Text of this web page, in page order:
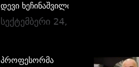
დევი ხეჩინაშვილი
სექტემბერი 24, 2024
პროფესორმა